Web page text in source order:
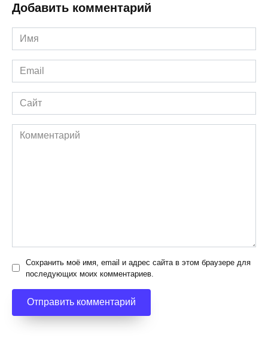
Добавить комментарий
Имя
*
Email
*
Сайт
Комментарий
Сохранить моё имя, email и адрес сайта в этом браузере для
последующих моих комментариев.